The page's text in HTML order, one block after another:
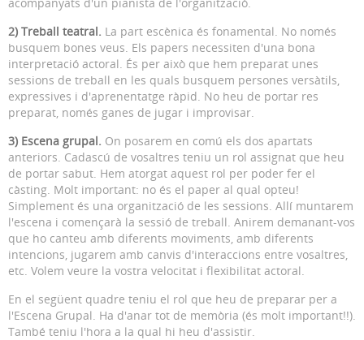
2) Treball teatral. La part escènica és fonamental. No només
busquem bones veus. Els papers necessiten d'una bona
interpretació actoral. És per això que hem preparat unes
sessions de treball en les quals busquem persones versàtils,
expressives i d'aprenentatge ràpid. No heu de portar res
preparat, només ganes de jugar i improvisar.
3) Escena grupal. On posarem en comú els dos apartats
anteriors. Cadascú de vosaltres teniu un rol assignat que heu
de portar sabut. Hem atorgat aquest rol per poder fer el
càsting. Molt important: no és el paper al qual opteu!
Simplement és una organització de les sessions. Allí muntarem
l'escena i començarà la sessió de treball. Anirem demanant-vos
que ho canteu amb diferents moviments, amb diferents
intencions, jugarem amb canvis d'interaccions entre vosaltres,
etc. Volem veure la vostra velocitat i flexibilitat actoral.
En el següent quadre teniu el rol que heu de preparar per a
l'Escena Grupal. Ha d'anar tot de memòria (és molt important!!).
També teniu l'hora a la qual hi heu d'assistir.